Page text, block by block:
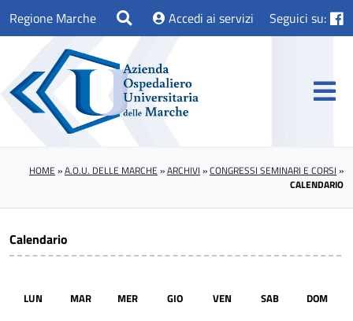
Regione Marche Accedi ai servizi Seguici su:
HOME »A.O.U. DELLE MARCHE »ARCHIVI »CONGRESSI SEMINARI E CORSI »
CALENDARIO
Calendario
LUN MAR MER GIO VEN SAB DOM